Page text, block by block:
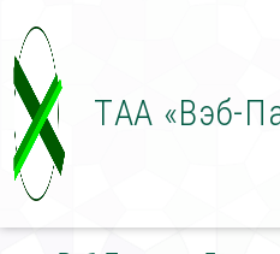
ТАА «Вэб-